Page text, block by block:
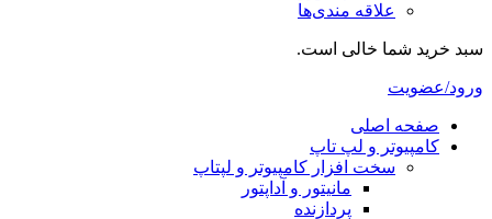
علاقه مندی‌ها
سبد خرید شما خالی است.
ورود/عضویت
صفحه اصلی
کامپیوتر و‌‌‌‌‌ لپ تاپ
سخت افزار کامپیوتر و لپتاپ
مانیتور و آداپتور
پردازنده